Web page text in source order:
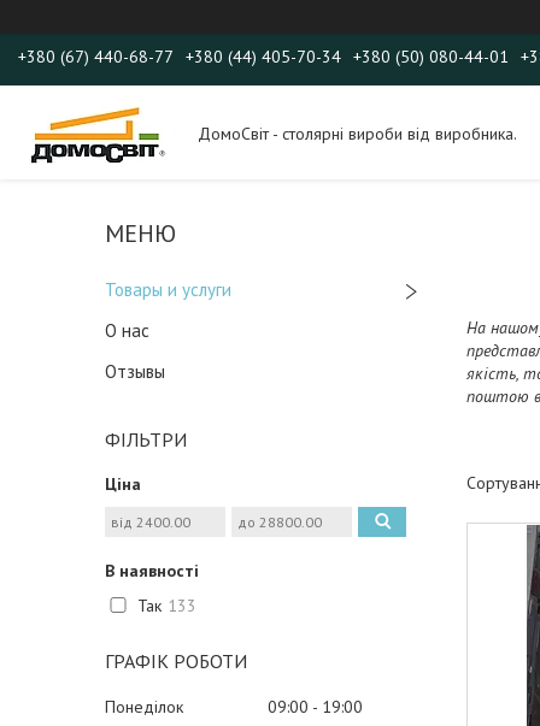
+380 (67) 440-68-77 +380 (44) 405-70-34 +380 (50) 080-44-01
ДомоСвіт - столярні вироби від виробника.
Товары и услуги
О нас
Отзывы
ФІЛЬТРИ
Ціна
В наявності
Так 133
ГРАФІК РОБОТИ
Понеділок 09:00
19:00
На
якість,
поштою